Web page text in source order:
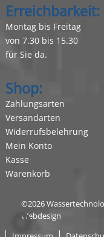
Erreichbarkeit:
Montag bis Freitag
von 7.30 bis 15.30
für Sie da.
Shop:
Zahlungsarten
Versandarten
Widerrufsbelehrung
Mein Konto
Kasse
Warenkorb
©2026
Webdesign